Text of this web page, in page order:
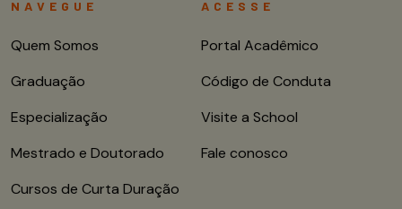
NAVEGUE
Quem Somos
Graduação
Especialização
Mestrado e Doutorado
Cursos de Curta Duração
ACESSE
Portal Acadêmico
Código de Conduta
Visite a School
Fale conosco